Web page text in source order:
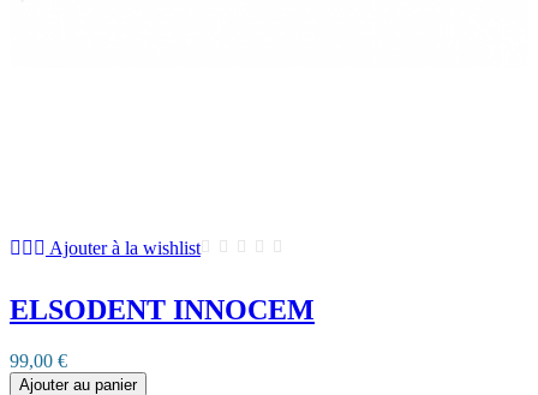
Ajouter à la wishlist
ELSODENT INNOCEM
99,00 €
Ajouter au panier